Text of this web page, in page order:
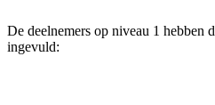
De deelnemers op niveau 1 hebben
ingevuld: